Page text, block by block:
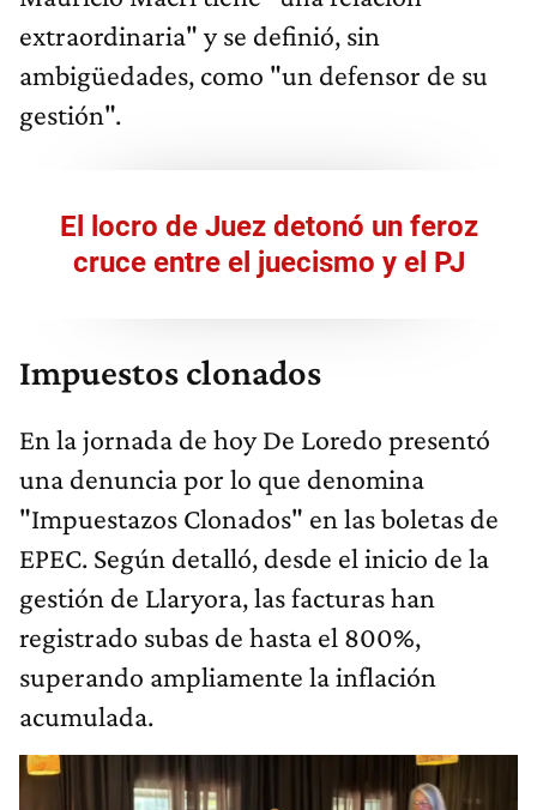
extraordinaria" y se definió, sin
ambigüedades, como "un defensor de su
gestión".
El locro de Juez detonó un feroz
cruce entre el juecismo y el PJ
Impuestos clonados
En la jornada de hoy De Loredo presentó
una denuncia por lo que denomina
"Impuestazos Clonados" en las boletas de
EPEC. Según detalló, desde el inicio de la
gestión de Llaryora, las facturas han
registrado subas de hasta el 800%,
superando ampliamente la inflación
acumulada.